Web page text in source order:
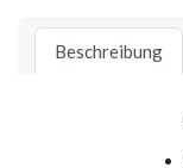
Beschreibung